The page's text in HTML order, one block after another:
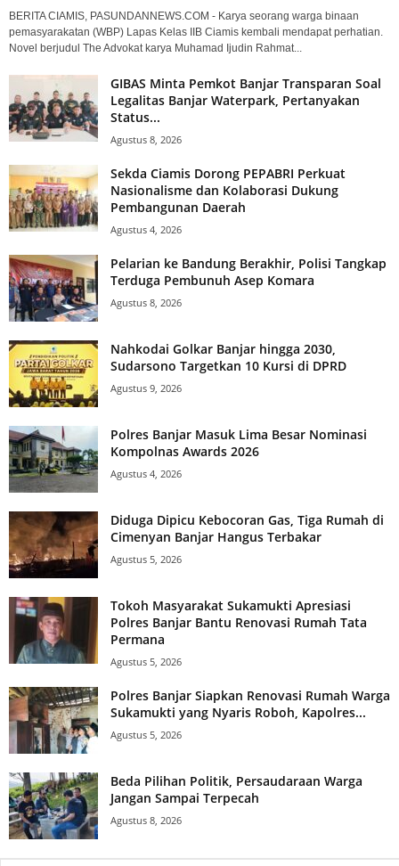
BERITA CIAMIS, PASUNDANNEWS.COM - Karya seorang warga binaan
pemasyarakatan (WBP) Lapas Kelas IIB Ciamis kembali mendapat perhatian.
Novel berjudul The Advokat karya Muhamad Ijudin Rahmat...
GIBAS Minta Pemkot Banjar Transparan Soal
Legalitas Banjar Waterpark, Pertanyakan
Status...
Agustus 8, 2026
Sekda Ciamis Dorong PEPABRI Perkuat
Nasionalisme dan Kolaborasi Dukung
Pembangunan Daerah
Agustus 4, 2026
Pelarian ke Bandung Berakhir, Polisi Tangkap
Terduga Pembunuh Asep Komara
Agustus 8, 2026
Nahkodai Golkar Banjar hingga 2030,
Sudarsono Targetkan 10 Kursi di DPRD
Agustus 9, 2026
Polres Banjar Masuk Lima Besar Nominasi
Kompolnas Awards 2026
Agustus 4, 2026
Diduga Dipicu Kebocoran Gas, Tiga Rumah di
Cimenyan Banjar Hangus Terbakar
Agustus 5, 2026
Tokoh Masyarakat Sukamukti Apresiasi
Polres Banjar Bantu Renovasi Rumah Tata
Permana
Agustus 5, 2026
Polres Banjar Siapkan Renovasi Rumah Warga
Sukamukti yang Nyaris Roboh, Kapolres...
Agustus 5, 2026
Beda Pilihan Politik, Persaudaraan Warga
Jangan Sampai Terpecah
Agustus 8, 2026